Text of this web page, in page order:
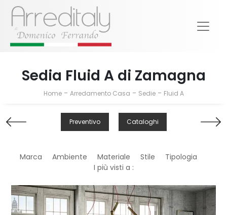
Sedia Fluid A di Zamagna
Home- Arredamento Casa - Sedie - Fluid A
Preventivo Cataloghi
Marca Ambiente Materiale Stile
Tipologia
I più visti a :